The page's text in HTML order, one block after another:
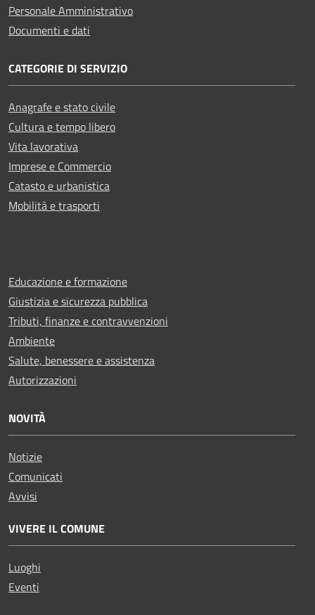
Personale Amministrativo
Documenti e dati
CATEGORIE DI SERVIZIO
Anagrafe e stato civile
Cultura e tempo libero
Vita lavorativa
Imprese e Commercio
Catasto e urbanistica
Mobilità e trasporti
Educazione e formazione
Giustizia e sicurezza pubblica
Tributi, finanze e contravvenzioni
Ambiente
Salute, benessere e assistenza
Autorizzazioni
NOVITÀ
Notizie
Comunicati
Avvisi
VIVERE IL COMUNE
Luoghi
Eventi